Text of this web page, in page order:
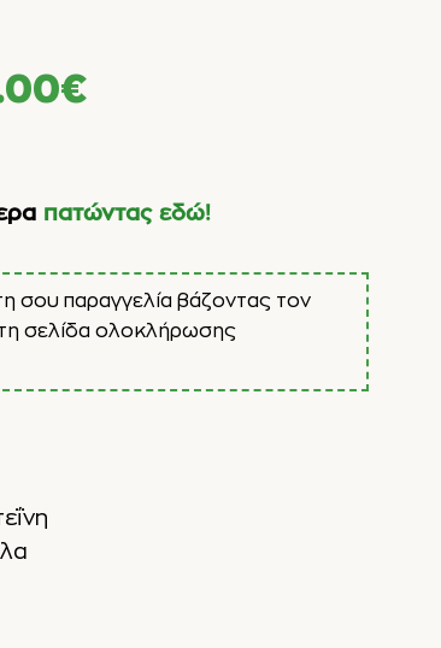
€
πατώντας εδώ!
σου παραγγελία βάζοντας τον
σελίδα ολοκλήρωσης